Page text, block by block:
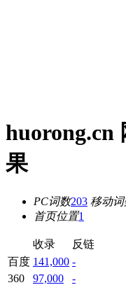
huorong.cn
果
PC词数203 移动词
首页位置1
收录
反链
百度 141,000 -
360
97,000
-